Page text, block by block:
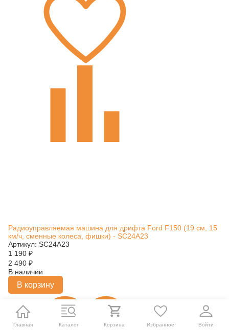
Радиоуправляемая машина для дрифта Ford F150 (19 см, 15
км/ч, сменные колеса, фишки) - SC24A23
Артикул: SC24A23
1 190 ₽
2 490 ₽
В наличии
В корзину
Главная Каталог Корзина Избранное Войти